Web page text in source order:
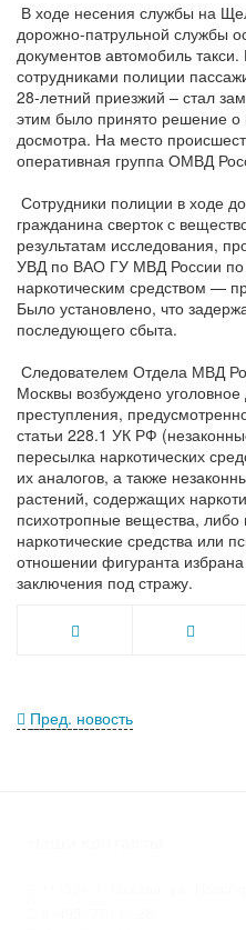
В ходе несения службы на
дорожно-патрульной службы
документов автомобиль
сотрудниками полиции
28-летний приезжий – стал
этим было принято решение о
досмотра. На место
оперативная группа ОМВД
Сотрудники полиции в ходе
гражданина сверток с
результатам исследования,
УВД по ВАО ГУ МВД России по
наркотическим средством —
Было установлено, что
последующего сбыта.
Следователем Отдела МВД
Москвы возбуждено
преступления,
статьи 228.1 УК РФ
пересылка наркотических
их аналогов, а также
растений, содержащих
психотропные вещества,
наркотические средства или
отношении фигуранта
заключения под стражу.
Пред. новость